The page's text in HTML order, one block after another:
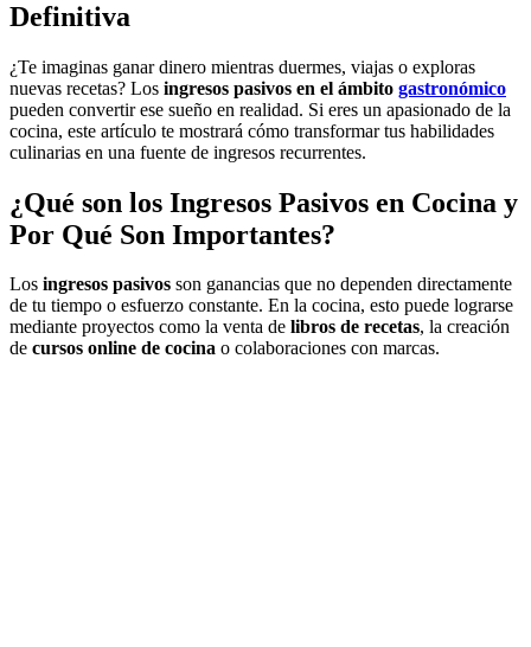
Definitiva
¿Te imaginas ganar dinero mientras duermes, viajas o exploras
nuevas recetas? Los ingresos pasivos en el ámbito gastronómico
pueden convertir ese sueño en realidad. Si eres un apasionado de la
cocina, este artículo te mostrará cómo transformar tus habilidades
culinarias en una fuente de ingresos recurrentes.
¿Qué son los Ingresos Pasivos en Cocina y
Por Qué Son Importantes?
Los ingresos pasivos son ganancias que no dependen directamente
de tu tiempo o esfuerzo constante. En la cocina, esto puede lograrse
mediante proyectos como la venta de libros de recetas, la creación
de cursos online de cocina o colaboraciones con marcas.